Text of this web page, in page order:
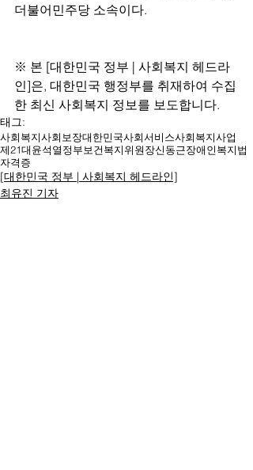
더불어민주당 소속이다.
※ 본 [대한민국 정부 | 사회복지 헤드라
인]은, 대한민국 행정부를 취재하여 수집
한 최신 사회복지 정보를 보도합니다.
태그:
사회복지사회보장대한민국사회서비스사회복지사업
제21대윤석열정부보건복지위원장신동근장애인복지법
자격증
[대한민국 정부 | 사회복지 헤드라인]
최유진 기자